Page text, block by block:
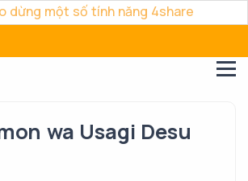
dừng một số tính năng 4share
wa Usagi Desu